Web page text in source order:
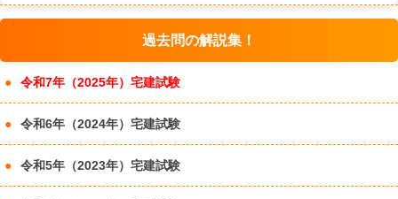
過去問の解説集！
令和7年（2025年）宅建試験
令和6年（2024年）宅建試験
令和5年（2023年）宅建試験